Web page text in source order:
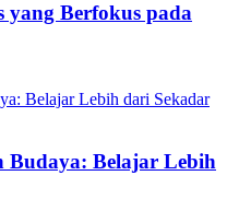
yang Berfokus pada
Budaya: Belajar Lebih